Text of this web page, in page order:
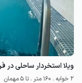
ویلا استخردار ساحلی در
2 خوابه . 160 متر . تا 5 مهمان